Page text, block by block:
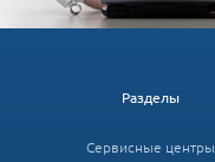
Разделы
Сервисные центры